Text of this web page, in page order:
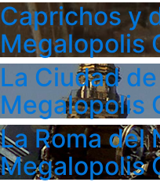
Caprichos y
Megalopolis
La Ciudad
Megalopolis
La Roma del
Megalopolis